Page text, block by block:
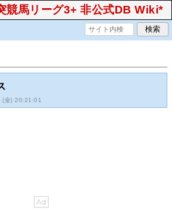
競馬リーグ3+ 非公式DB Wiki*
金) 20:21:01